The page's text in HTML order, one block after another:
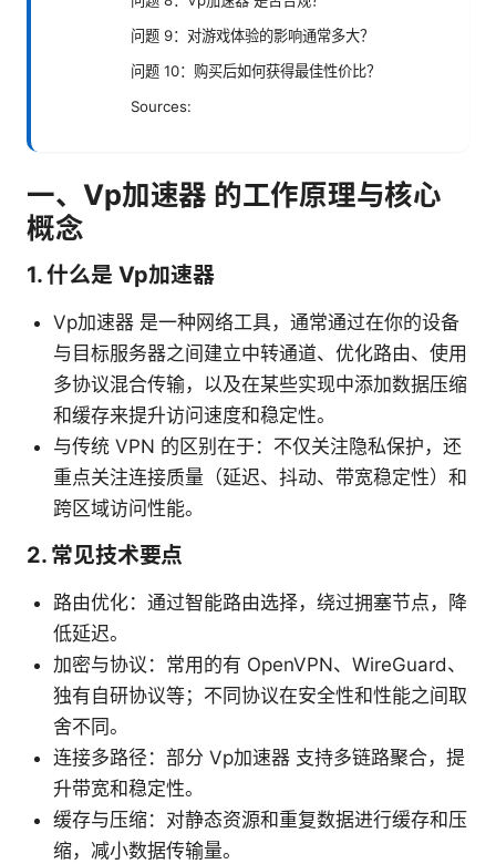
问题 9：对游戏体验的影响通常多大？
问题 10：购买后如何获得最佳性价比？
Sources:
一、Vp加速器 的工作原理与核心
概念
1. 什么是 Vp加速器
Vp加速器 是一种网络工具，通常通过在你的设备
与目标服务器之间建立中转通道、优化路由、使用
多协议混合传输，以及在某些实现中添加数据压缩
和缓存来提升访问速度和稳定性。
与传统 VPN 的区别在于：不仅关注隐私保护，还
重点关注连接质量（延迟、抖动、带宽稳定性）和
跨区域访问性能。
2. 常见技术要点
路由优化：通过智能路由选择，绕过拥塞节点，降
低延迟。
加密与协议：常用的有 OpenVPN、WireGuard、
独有自研协议等；不同协议在安全性和性能之间取
舍不同。
连接多路径：部分 Vp加速器 支持多链路聚合，提
升带宽和稳定性。
缓存与压缩：对静态资源和重复数据进行缓存和压
缩，减小数据传输量。